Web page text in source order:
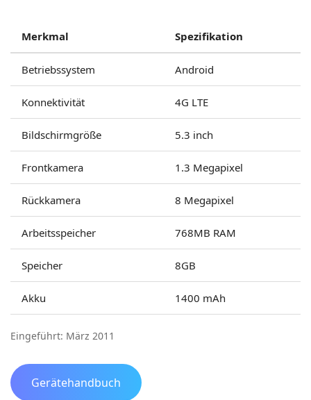
Merkmal Spezifikation
Betriebssystem Android
Konnektivität 4G LTE
Bildschirmgröße 5.3 inch
Frontkamera 1.3 Megapixel
Rückkamera 8 Megapixel
Arbeitsspeicher 768MB RAM
Speicher 8GB
Akku 1400 mAh
Eingeführt: März 2011
Gerätehandbuch